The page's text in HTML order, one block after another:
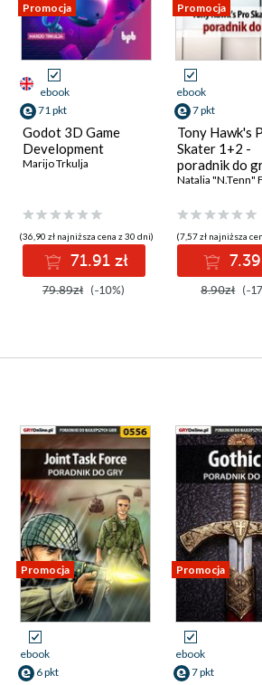
Michał Bronikowski
Promocja
ebook
71 pkt
Godot 3D Game
Development
Marijo Trkulja
(36,90 zł najniższa cena z 30 dni)
71.91 zł
79.89zł (-10%)
Promocja
ebook
7 pkt
Tony Hawk's
Skater 1+2 -
poradnik do
Natalia "N.Tenn"
(7,57 zł najniższa
8.90zł (-
Promocja
ebook
6 pkt
Promocja
ebook
7 pkt